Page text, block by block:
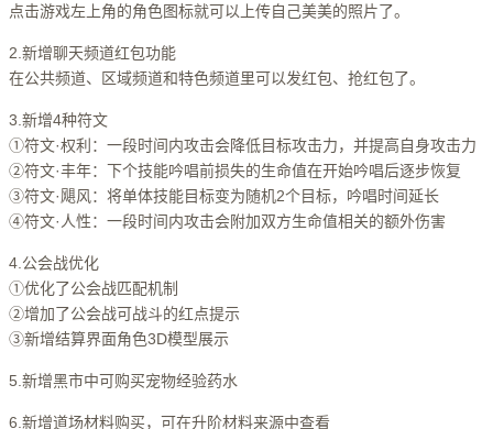
点击游戏左上角的角色图标就可以上传自己美美的照片了。
2.新增聊天频道红包功能
在公共频道、区域频道和特色频道里可以发红包、抢红包了。
3.新增4种符文
①符文·权利：一段时间内攻击会降低目标攻击力，并提高自身攻击力
②符文·丰年：下个技能吟唱前损失的生命值在开始吟唱后逐步恢复
③符文·飓风：将单体技能目标变为随机2个目标，吟唱时间延长
④符文·人性：一段时间内攻击会附加双方生命值相关的额外伤害
4.公会战优化
①优化了公会战匹配机制
②增加了公会战可战斗的红点提示
③新增结算界面角色3D模型展示
5.新增黑市中可购买宠物经验药水
6.新增道场材料购买，可在升阶材料来源中查看